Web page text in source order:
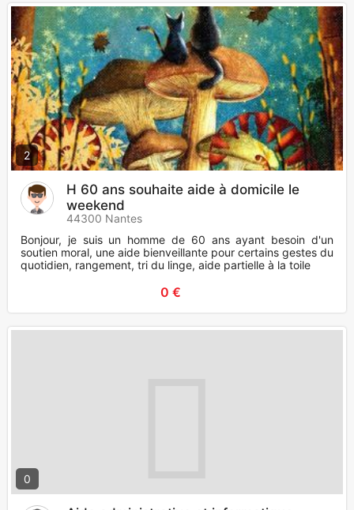
2
H 60 ans souhaite aide à domicile le
weekend
44300 Nantes
Bonjour, je suis un homme de 60 ans ayant besoin d'un
soutien moral, une aide bienveillante pour certains gestes du
quotidien, rangement, tri du linge, aide partielle à la toile
0 €
0